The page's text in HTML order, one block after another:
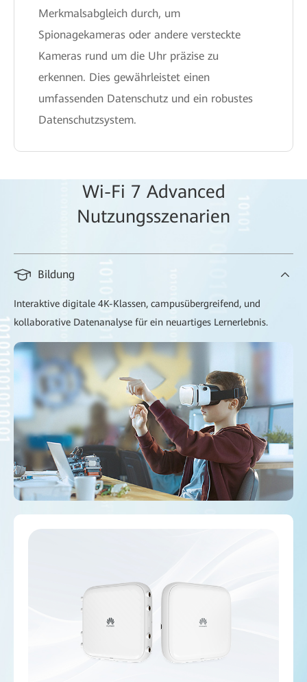
Merkmalsabgleich durch, um
Spionagekameras oder andere versteckte
Kameras rund um die Uhr präzise zu
erkennen. Dies gewährleistet einen
umfassenden Datenschutz und ein robustes
Datenschutzsystem.
Wi-Fi 7 Advanced
Nutzungsszenarien
Bildung
Interaktive digitale 4K-Klassen, campusübergreifend, und
kollaborative Datenanalyse für ein neuartiges Lernerlebnis.